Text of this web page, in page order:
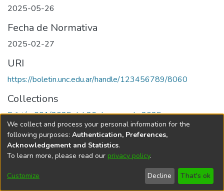
2025-05-26
Fecha de Normativa
2025-02-27
URI
https://boletin.unc.edu.ar/handle/123456789/8060
Collections
Edición 001/2025 del 26 de mayo de 2025
Universidad Nacional de Córdoba
We collect and process your personal information for the
following purposes: Authentication, Preferences,
Acknowledgement and Statistics.
To learn more, please read our privacy policy.
Customize Decline That's ok